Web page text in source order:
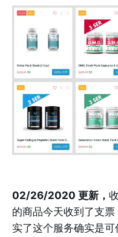
02/26/2020 更新，
的商品今天收到了支
实了这个服务确实是